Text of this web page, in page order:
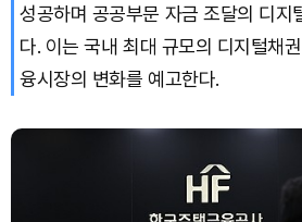
성공하며 공공부문 자금 조달의 디지
다. 이는 국내 최대 규모의 디지털채
융시장의 변화를 예고한다.